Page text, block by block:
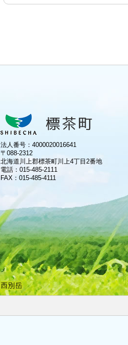
法人番号：4000020016641
〒088-2312
北海道川上郡標茶町川上4丁目2番地
電話： 015-485-2111
FAX：015-485-4111